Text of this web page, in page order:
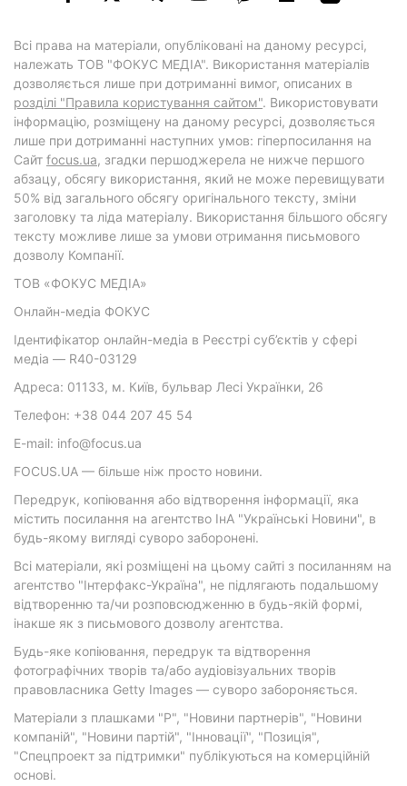
Всі права на матеріали, опубліковані на даному ресурсі,
належать ТОВ "ФОКУС МЕДІА". Використання матеріалів
дозволяється лише при дотриманні вимог, описаних в
розділі "Правила користування сайтом". Використовувати
інформацію, розміщену на даному ресурсі, дозволяється
лише при дотриманні наступних умов: гіперпосилання на
Cайт focus.ua, згадки першоджерела не нижче першого
абзацу, обсягу використання, який не може перевищувати
50% від загального обсягу оригінального тексту, зміни
заголовку та ліда матеріалу. Використання більшого обсягу
тексту можливе лише за умови отримання письмового
дозволу Компанії.
ТОВ «ФОКУС МЕДІА»
Онлайн-медіа ФОКУС
Ідентифікатор онлайн-медіа в Реєстрі суб’єктів у сфері
медіа — R40-03129
Адреса: 01133, м. Київ, бульвар Лесі Українки, 26
Телефон: +38 044 207 45 54
E-mail: info@focus.ua
FOCUS.UA — більше ніж просто новини.
Передрук, копіювання або відтворення інформації, яка
містить посилання на агентство ІнА "Українські Новини", в
будь-якому вигляді суворо заборонені.
Всі матеріали, які розміщені на цьому сайті з посиланням на
агентство "Інтерфакс-Україна", не підлягають подальшому
відтворенню та/чи розповсюдженню в будь-якій формі,
інакше як з письмового дозволу агентства.
Будь-яке копіювання, передрук та відтворення
фотографічних творів та/або аудіовізуальних творів
правовласника Getty Images — суворо забороняється.
Матеріали з плашками "Р", "Новини партнерів", "Новини
компаній", "Новини партій", "Інновації", "Позиція",
"Спецпроект за підтримки" публікуються на комерційній
основі.